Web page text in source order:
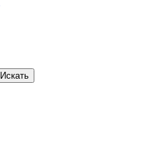
Искать